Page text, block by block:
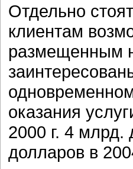
Отдельно
клиентам
размещенным
оказания
2000 г. 4 млрд.
долларов в